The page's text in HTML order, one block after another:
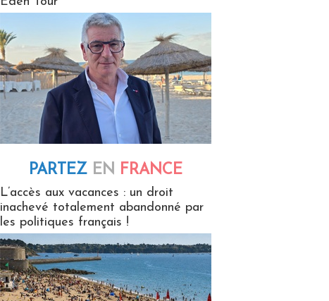
PARTEZ EN FRANCE
L’accès aux vacances : un droit
inachevé totalement abandonné par
les politiques français !